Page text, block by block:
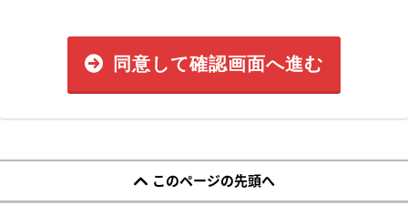
同意して確認画面へ進む
このページの先頭へ